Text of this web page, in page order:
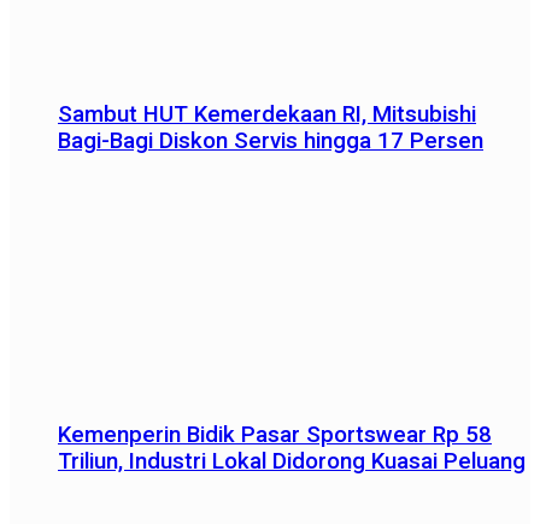
Sambut HUT Kemerdekaan RI, Mitsubishi
Bagi-Bagi Diskon Servis hingga 17 Persen
Kemenperin Bidik Pasar Sportswear Rp 58
Triliun, Industri Lokal Didorong Kuasai Peluang